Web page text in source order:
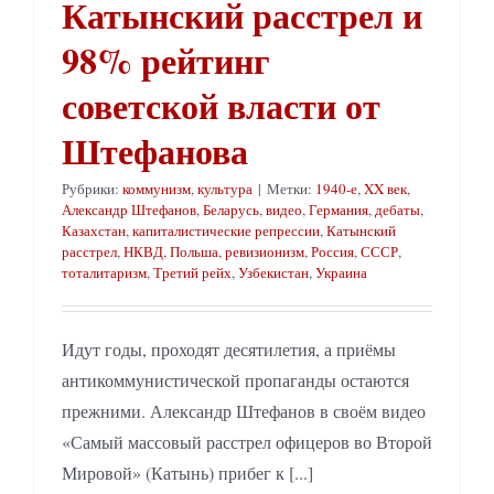
Катынский расстрел и
98% рейтинг
советской власти от
Штефанова
Рубрики: коммунизм,культура | Метки: 1940-е,XX век,
Александр Штефанов,Беларусь,видео,Германия,дебаты,
Казахстан,капиталистические репрессии,Катынский
расстрел,НКВД,Польша,ревизионизм,Россия,СССР,
тоталитаризм,Третий рейх,Узбекистан,Украина
Идут годы, проходят десятилетия, а приёмы
антикоммунистической пропаганды остаются
прежними. Александр Штефанов в своём видео
«Самый массовый расстрел офицеров во Второй
Мировой» (Катынь) прибег к [...]